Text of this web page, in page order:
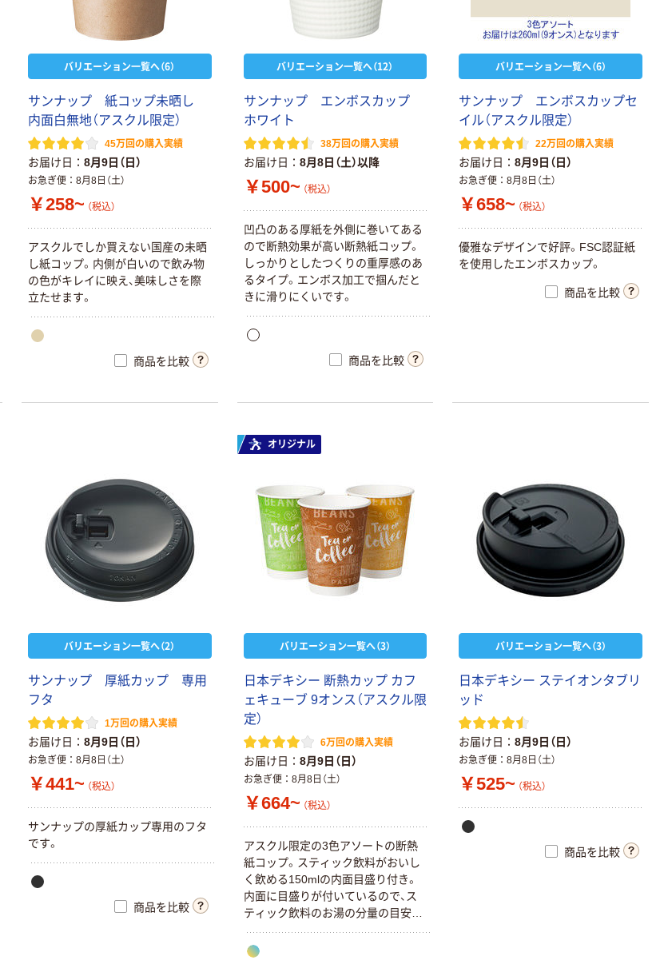
バリエーション一覧へ（6）
サンナップ 紙コップ未晒し
内面白無地（アスクル限定）
45万回の購入実績
お届け日 8月9日（日）
お急ぎ便 8月8日（土）
￥258~ （税込）
アスクルでしか買えない国産の未晒
し紙コップ。内側が白いので飲み物
の色がキレイに映え、美味しさを際
立たせます。
商品を比較
バリエーション一覧へ（12）
サンナップ エンボスカップ
ホワイト
38万回の購入実績
お届け日 8月8日（土）以降
￥500~ （税込）
凹凸のある厚紙を外側に巻いてある
ので断熱効果が高い断熱紙コップ。
しっかりとしたつくりの重厚感のあ
るタイプ。エンボス加工で掴んだと
きに滑りにくいです。
商品を比較
バリエーション一覧へ（6）
サンナップ エンボスカップセ
イル（アスクル限定）
22万回の購入実績
お届け日 8月9日（日）
お急ぎ便 8月8日（土）
￥658~ （税込）
優雅なデザインで好評。FSC認証紙
を使用したエンボスカップ。
商品を比較
バリエーション一覧へ（2）
サンナップ 厚紙カップ 専用
フタ
1万回の購入実績
お届け日 8月9日（日）
お急ぎ便 8月8日（土）
￥441~ （税込）
サンナップの厚紙カップ専用のフタ
です。
商品を比較
オリジナル
バリエーション一覧へ（3）
日本デキシー 断熱カップ カフ
ェキューブ 9オンス（アスクル限
定）
6万回の購入実績
お届け日 8月9日（日）
お急ぎ便 8月8日（土）
￥664~ （税込）
アスクル限定の3色アソートの断熱
紙コップ。スティック飲料がおいし
く飲める150mlの内面目盛り付き。
内面に目盛りが付いているので、ス
ティック飲料のお湯の分量の目安に
なります。アスクルオリジナルのス
ティック飲料「カフェキューブ」にぴ
バリエーション一覧へ（3）
日本デキシー ステイオンタブリ
ッド
お届け日 8月9日（日）
お急ぎ便 8月8日（土）
￥525~ （税込）
商品を比較
ラカップ S96
RP東プラ プロ
グラス L-96
￥2,020~
（税込）